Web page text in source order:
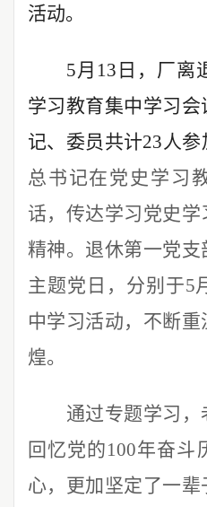
活动。
5月13日，厂离
学习教育集中学习
记、委员共计23人
总书记在党史学习
话，传达学习党史
精神。 退休第一党支
主题党日，分别于5
中学习活动，不断
煌。
通过专题学习，
回忆党的100年奋斗
心，更加坚定了一